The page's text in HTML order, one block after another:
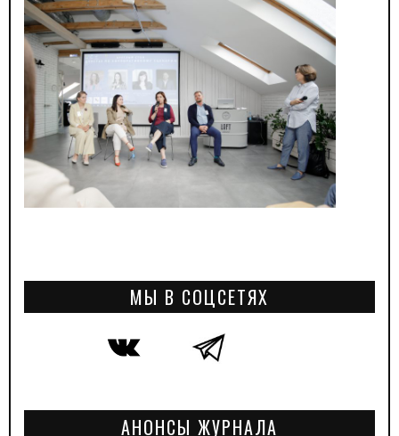
МЫ В СОЦСЕТЯХ
АНОНСЫ ЖУРНАЛА